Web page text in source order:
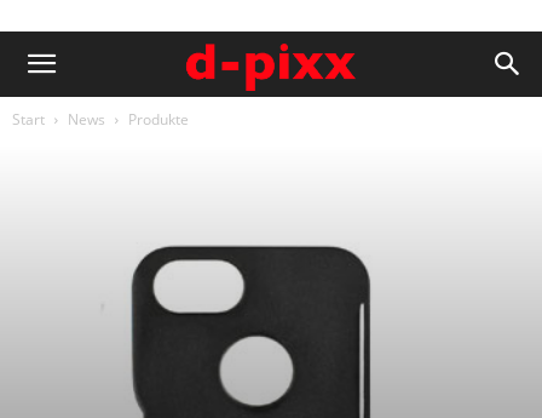
Start News Produkte